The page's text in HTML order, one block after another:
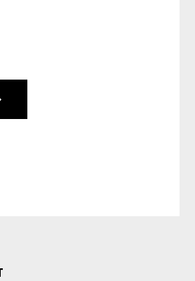
Abonnieren